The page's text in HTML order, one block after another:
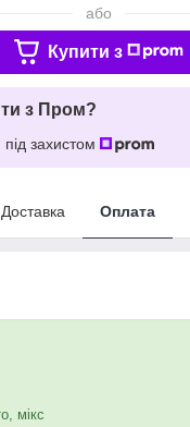
або
Купити з
з Пром?
захистом
Доставка Оплата
мікс